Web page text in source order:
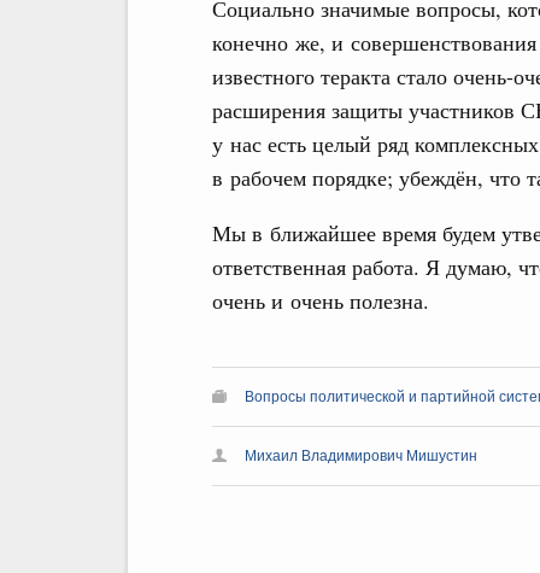
Социально значимые вопросы,
конечно же, и совершенствования
известного теракта стало очень-
расширения защиты участников
у нас есть целый ряд
в рабочем порядке; убеждён, что
Мы в ближайшее время будем
ответственная работа. Я думаю,
очень и очень полезна.
Вопросы политической и партийной
Михаил Владимирович Мишустин